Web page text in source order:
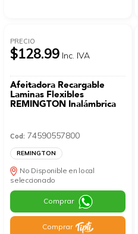
PRECIO
$128.99 Inc. IVA
Afeitadora Recargable
Laminas Flexibles
REMINGTON Inalámbrica
Cod: 74590557800
REMINGTON
No Disponible en local
seleccionado
Comprar
Comprar